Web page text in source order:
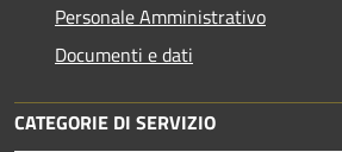
Personale Amministrativo
Documenti e dati
CATEGORIE DI SERVIZIO